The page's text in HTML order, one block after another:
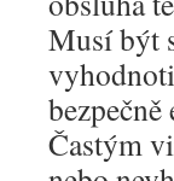
Musí být
Častým